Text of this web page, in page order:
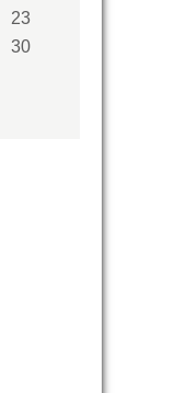
23
30